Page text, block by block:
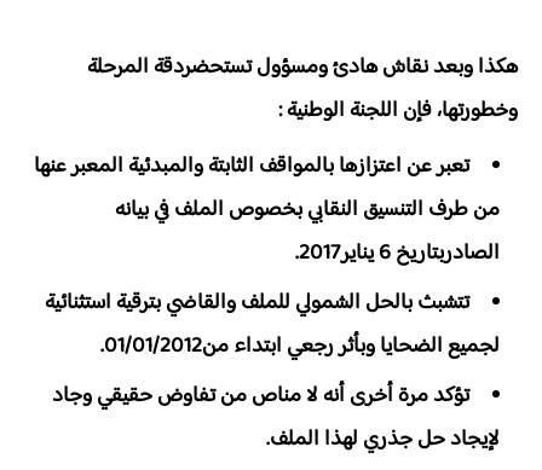
هكذا وبعد نقاش هادئ ومسؤول تستحضردقة المرحلة
وخطورتها، فإن اللجنة الوطنية :
تعبر عن اعتزازها بالمواقف الثابتة والمبدئية المعبر عنها
من طرف التنسيق النقابي بخصوص الملف في بيانه
الصادربتاريخ 6 يناير2017.
تتشبث بالحل الشمولي للملف والقاضي بترقية استثنائية
لجميع الضحايا وبأثر رجعي ابتداء من01/01/2012.
تؤكد مرة أخرى أنه لا مناص من تفاوض حقيقي وجاد
لإيجاد حل جذري لهذا الملف.